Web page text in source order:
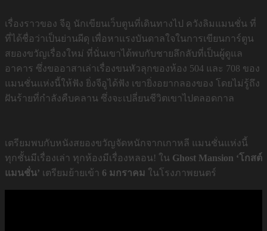
เรื่องราวของ จีอู นักเขียนเว็บตูนที่เดินทางไป ควังลิมแมนชั่น ที่
ที่ได้ชื่อว่าเป็นย่านผีดุ เพื่อหาแรงบันดาลใจในการเขียนการ์ตูน
สยองขวัญเรื่องใหม่ ที่นั่นเขาได้พบกับชายลึกลับที่เป็นผู้ดูแล
อาคาร ซึ่งขออาสาเล่าเรื่องขนหัวลุกของห้อง 504 และ 708 ของ
แมนชั่นแห่งนี้ให้ฟัง ยิ่งจีอูได้ฟัง เขายิ่งอยากลองของ โดยไม่รู้ถึง
ฝันร้ายที่กำลังคืบคลาน ซึ่งจะเปลี่ยนชีวิตเขาไปตลอดกาล
เตรียมพบกับหนังสยองขวัญจัดหนักจากเกาหลี แมนชั่นแห่งนี้
ทุกชั้นมีเรื่องเล่า ทุกห้องมีเรื่องหลอน! ใน Ghost Mansion ‘โกสต์
แมนชั่น’ เตรียมย้ายเข้า 6 มกราคม ในโรงภาพยนตร์